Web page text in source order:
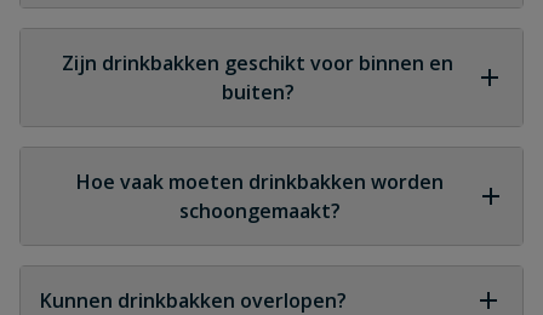
Meestal niet, het gebruik is intuïtief voor de
meeste dieren.
Zijn drinkbakken geschikt voor binnen en
buiten?
Ja, mits afgestemd op de omstandigheden en
correct geïnstalleerd.
Hoe vaak moeten drinkbakken worden
schoongemaakt?
Regelmatige reiniging is aan te raden om
waterkwaliteit te behouden.
Kunnen drinkbakken overlopen?